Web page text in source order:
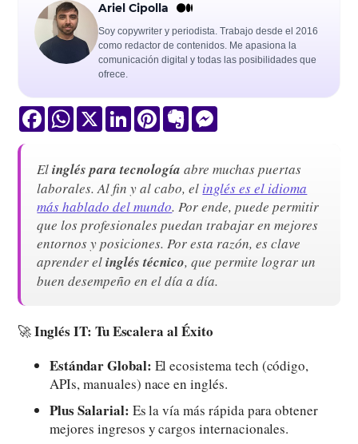
Ariel Cipolla
Soy copywriter y periodista. Trabajo desde el 2016
como redactor de contenidos. Me apasiona la
comunicación digital y todas las posibilidades que
ofrece.
FacebookWhatsApp
X LinkedInPinterestEvernote
Elinglés para tecnología abre muchas puertas
laborales. Al fin y al cabo, el inglés es el idioma
más hablado del mundo. Por ende, puede permitir
que los profesionales puedan trabajar en mejores
entornos y posiciones. Por esta razón, es clave
aprender elinglés técnico, que permite lograr un
buen desempeño en el día a día.
🚀Inglés IT: Tu Escalera al Éxito
Estándar Global: El ecosistema tech (código,
APIs, manuales) nace en inglés.
Plus Salarial: Es la vía más rápida para obtener
mejores ingresos y cargos internacionales.